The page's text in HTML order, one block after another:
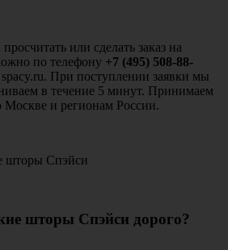
или сделать заказ на
по телефону +7 (495) 508-88-
При поступлении заявки мы
в течение 5 минут. Принимаем
Москве и регионам России.
шторы Спэйси дорого?